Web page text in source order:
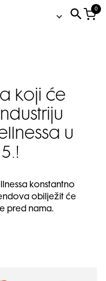
0
koji će
u
konstantno
obilježit će
pred nama.